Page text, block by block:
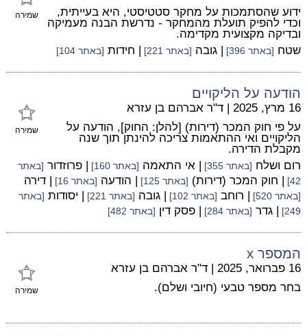
שמירה
ידוע שהסתמכות על מחקר סטטיסטי, היא בעייתית,
וכדי להפיק תועלת מהמחקר - נדרשת הבנה מעמיקה
ובדיקה מקצועית מקדימה.
שטח [באתר 396] | גובה [באתר 221] | חידות [באתר 104]
הודעה על הליקויים
שמירה
16 מרץ, 2025 | ד"ר אברהם בן עזרא
על פי חוק המכר (דירות) [להלן: החוק], הודעה על
הליקויים ואי ההתאמות צריכה להינתן תוך שנה
מקבלת הדירה.
רום ושלח [באתר 355] | אי התאמה [באתר 160] | פרוזדור [באתר
42]
| חוק המכר (דירות) [באתר 125] | הודעה [באתר 16] | דירה
[באתר 520] | רוחב [באתר 102] | גובה [באתר 221] | יסודות [באתר
249]
| גדר [באתר 284] | פסק דין [באתר 482]
המספר x
שמירה
16 פברואר, 2025 | ד"ר אברהם בן עזרא
בחר מספר טבעי (חיובי ושלם).